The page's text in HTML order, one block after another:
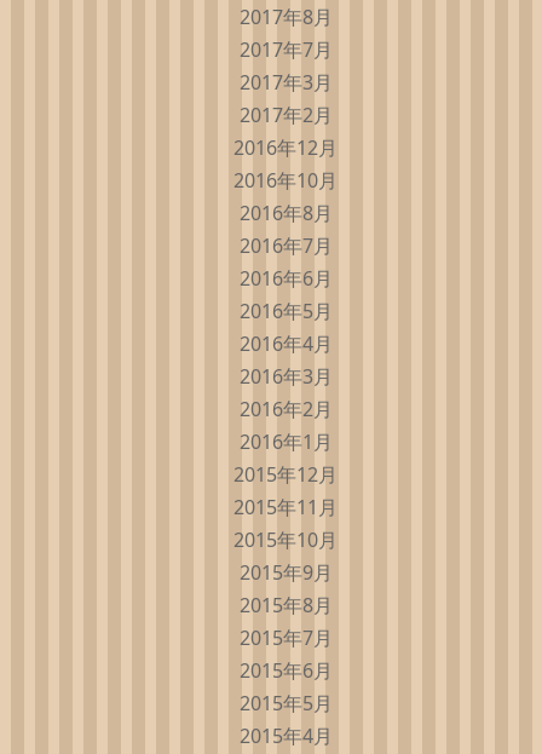
2017年8月
2017年7月
2017年3月
2017年2月
2016年12月
2016年10月
2016年8月
2016年7月
2016年6月
2016年5月
2016年4月
2016年3月
2016年2月
2016年1月
2015年12月
2015年11月
2015年10月
2015年9月
2015年8月
2015年7月
2015年6月
2015年5月
2015年4月